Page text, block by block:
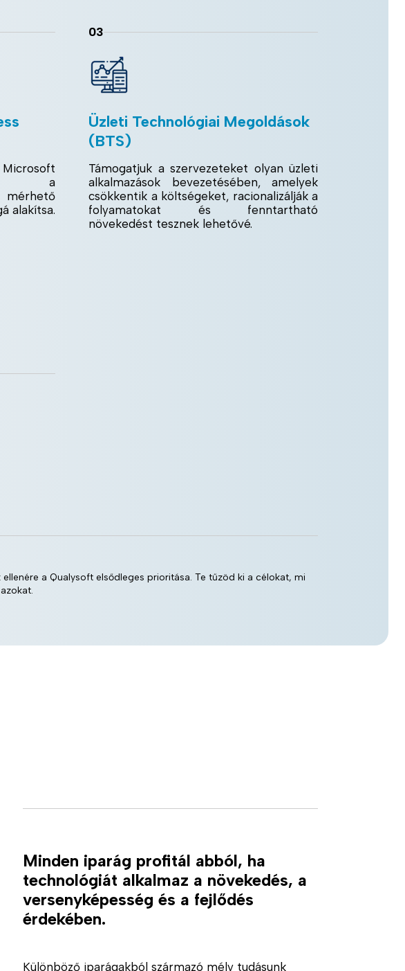
a
alakítsa.
03
Üzleti Technológiai Megoldások
(BTS)
Támogatjuk a szervezeteket olyan üzleti
alkalmazások bevezetésében, amelyek
csökkentik a költségeket, racionalizálják a
folyamatokat és fenntartható
növekedést tesznek lehetővé.
a Qualysoft elsődleges prioritása. Te tűzöd ki a célokat, mi
Minden iparág profitál abból, ha
technológiát alkalmaz a növekedés, a
versenyképesség és a fejlődés
érdekében.
Különböző iparágakból származó mély tudásunk